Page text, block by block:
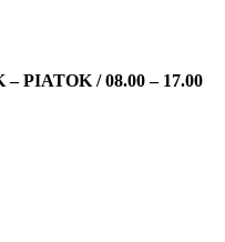
PIATOK / 08.00 – 17.00